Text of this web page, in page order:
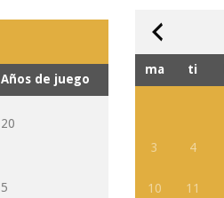
Años de juego
20
5
ma ti
3 4
10 11